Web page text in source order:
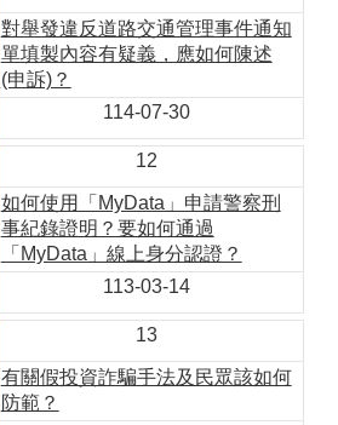
對舉發違反道路交通管理事件通知
單填製內容有疑義，應如何陳述
(申訴)？
114-07-30
12
如何使用「MyData」申請警察刑
事紀錄證明？要如何通過
「MyData」線上身分認證？
113-03-14
13
有關假投資詐騙手法及民眾該如何
防範？